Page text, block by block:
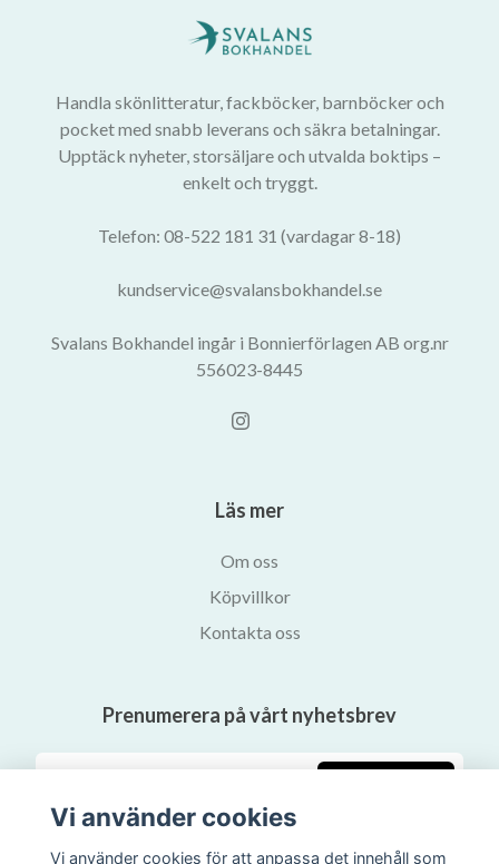
Handla skönlitteratur, fackböcker, barnböcker och
pocket med snabb leverans och säkra betalningar.
Upptäck nyheter, storsäljare och utvalda boktips –
enkelt och tryggt.
Telefon: 08-522 181 31 (vardagar 8-18)
kundservice@svalansbokhandel.se
Svalans Bokhandel ingår i Bonnierförlagen AB org.nr
556023-8445
Läs mer
Om oss
Köpvillkor
Kontakta oss
Prenumerera på vårt nyhetsbrev
Vi använder cookies
Vi använder cookies för att anpassa det innehåll som